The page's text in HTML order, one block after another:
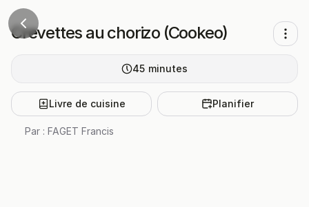
Crevettes au chorizo (Cookeo)
45 minutes
Livre de cuisine Planifier
Par : FAGET Francis